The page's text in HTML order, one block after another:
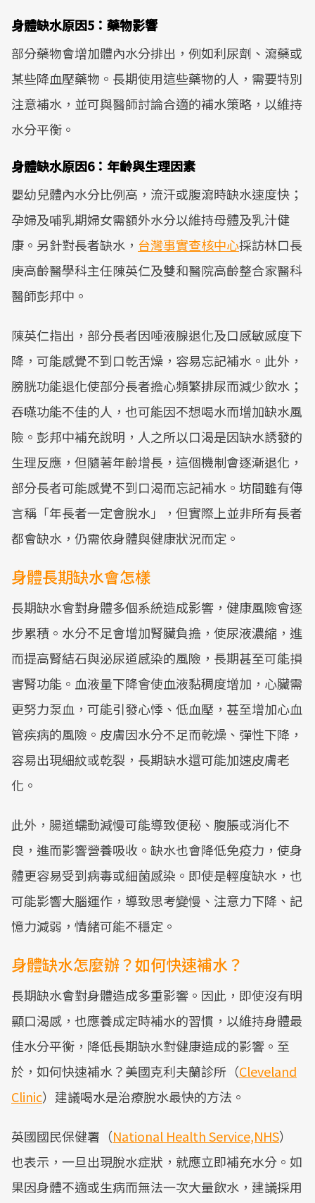
身體缺水原因5：藥物影響
部分藥物會增加體內水分排出，例如利尿劑、瀉藥或
某些降血壓藥物。長期使用這些藥物的人，需要特別
注意補水，並可與醫師討論合適的補水策略，以維持
水分平衡。
身體缺水原因6：年齡與生理因素
嬰幼兒體內水分比例高，流汗或腹瀉時缺水速度快；
孕婦及哺乳期婦女需額外水分以維持母體及乳汁健
康。另針對長者缺水， 台灣事實查核中心採訪林口長
庚高齡醫學科主任陳英仁及雙和醫院高齡整合家醫科
醫師彭邦中。
陳英仁指出，部分長者因唾液腺退化及口感敏感度下
降，可能感覺不到口乾舌燥，容易忘記補水。此外，
膀胱功能退化使部分長者擔心頻繁排尿而減少飲水；
吞嚥功能不佳的人，也可能因不想喝水而增加缺水風
險。彭邦中補充說明，人之所以口渴是因缺水誘發的
生理反應，但隨著年齡增長，這個機制會逐漸退化，
部分長者可能感覺不到口渴而忘記補水。坊間雖有傳
言稱「年長者一定會脫水」，但實際上並非所有長者
都會缺水，仍需依身體與健康狀況而定。
身體長期缺水會怎樣
長期缺水會對身體多個系統造成影響，健康風險會逐
步累積。水分不足會增加腎臟負擔，使尿液濃縮，進
而提高腎結石與泌尿道感染的風險，長期甚至可能損
害腎功能。血液量下降會使血液黏稠度增加，心臟需
更努力泵血，可能引發心悸、低血壓，甚至增加心血
管疾病的風險。皮膚因水分不足而乾燥、彈性下降，
容易出現細紋或乾裂，長期缺水還可能加速皮膚老
化。
此外，腸道蠕動減慢可能導致便秘、腹脹或消化不
良，進而影響營養吸收。缺水也會降低免疫力，使身
體更容易受到病毒或細菌感染。即使是輕度缺水，也
可能影響大腦運作，導致思考變慢、注意力下降、記
憶力減弱，情緒可能不穩定。
身體缺水怎麼辦？如何快速補水？
長期缺水會對身體造成多重影響。因此，即使沒有明
顯口渴感，也應養成定時補水的習慣，以維持身體最
佳水分平衡，降低長期缺水對健康造成的影響。至
於，如何快速補水？美國克利夫蘭診所（Cleveland
Clinic）建議喝水是治療脫水最快的方法。
英國國民保健署（National Health Service,NHS）
也表示，一旦出現脫水症狀，就應立即補充水分。如
果因身體不適或生病而無法一次大量飲水，建議採用